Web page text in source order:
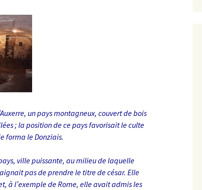
un pays montagneux, couvert de bois
; la position de ce pays favorisait le culte
forma le Donziais.
ville puissante, au milieu de laquelle
pas de prendre le titre de césar. Elle
à l’exemple de Rome, elle avait admis les